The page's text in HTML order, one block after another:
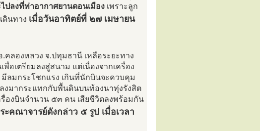
ไปลงที่ท่าอากาศยานดอนเมือง เพราะลูก
ดินทาง เมื่อวันอาทิตย์ที่ ๒๗ เมษายน
ลองหลวง จ.ปทุมธานี เหลือระยะทาง
อเตรียมลงสู่สนาม แต่เนื่องจากเครื่อง
ลมกระโชกแรง เกินที่นักบินจะควบคุม
งมากระแทกกับพื้นดินบนท้องนาทุ่งรังสิต
รื่องบินจำนวน ๕๓ คน เสียชีวิตลงพร้อมกัน
คณาจารย์ดังกล่าว ๕ รูป เมื่อเวลา